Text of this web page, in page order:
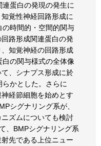
蛋白の発現の発生に
覚性神経回路形成に
時間的・空間的関与
路形成関連蛋白の発
知覚神経の回路形成
の関与様式の全体像
、シナプス形成に於
かとした。さらに
経節細胞を始めとす
シグナリング系が、
ズムについても検討
、BMPシグナリング系
先である上位ニュー